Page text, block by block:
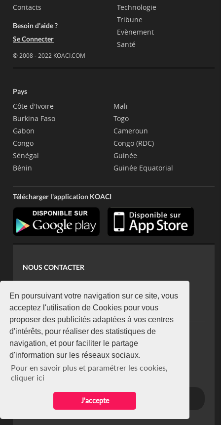
En poursuivant votre navigation sur ce site, vous
acceptez l'utilisation de Cookies pour vous
proposer des publicités adaptées à vos centres
d'intérêts, pour réaliser des statistiques de
navigation, et pour faciliter le partage
d'information sur les réseaux sociaux.
Pour en savoir plus et paramétrer les cookies,
cliquer ici
J'accepte
Contacts
Besoin d'aide ?
Se Connecter
© 2008 - 2022 KOACI.COM
Technologie
Tribune
Evènement
Santé
Pays
Côte d'Ivoire
Burkina Faso
Gabon
Congo
Sénégal
Bénin
Mali
Togo
Cameroun
Congo (RDC)
Guinée
Guinée Equatorial
Télécharger l'application KOACI
NOUS CONTACTER
koaci@yahoo.fr
+225 07 08 85 52 93
NEWSLETTER
Restez connecté via notre newsletter
S'abonner
Se désabonner